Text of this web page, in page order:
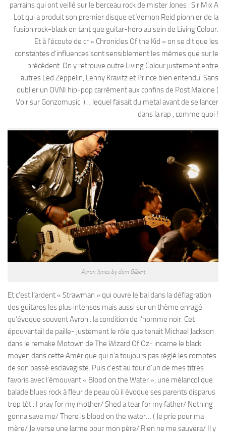
parrains qui ont veillé sur le berceau rock de mister Jones : Sir Mix A
Lot qui a produit son premier disque et Vernon Reid pionnier de la
fusion rock-black en tant que guitar-hero au sein de Living Colour.
Et à l’écoute de cr « Chronicles Of the Kid » on se dit que les
constantes d’influences sont sensiblement les mêmes que sur le
précédent. On y retrouve outre Living Colour justement entre
autres Led Zeppelin, Lenny Kravitz et Prince bien entendu. Sans
oublier un OVNI hip-pop carrément aux confins de Post Malone (
Voir sur Gonzomusic )… lequel faisait du metal avant de se lancer
dans la rap , comme quoi !
Ayron Jones by dom Gilbert
Et c’est l’ardent « Strawman » qui ouvre le bal dans la déflagration
des guitares les plus intenses mais aussi sur un thème enragé
qu’évoque souvent Ayron : la condition de l’homme noir. Cet
épouvantail de paille- justement le rôle que tenait Michael Jackson
dans le remake Motown de The Wizard Of Oz- incarne le black
moyen dans cette Amérique qui n’a toujours pas réglé les comptes
de son passé esclavagiste. Puis c’est au tour d’un de mes titres
favoris avec l’émouvant « Blood on the Water », une mélancolique
balade blues rock à fleur de peau où il évoque ses parents disparus
trop tôt : I pray for my mother/ Shed a tear for my father/ Nothing
gonna save me/ There is blood on the water… ( Je prie pour ma
mère/ Je verse une larme pour mon père/ Rien ne me sauvera/ Il y